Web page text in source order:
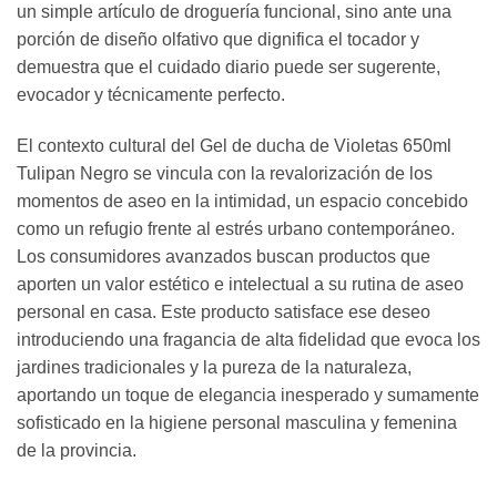
un simple artículo de droguería funcional, sino ante una
porción de diseño olfativo que dignifica el tocador y
demuestra que el cuidado diario puede ser sugerente,
evocador y técnicamente perfecto.
El contexto cultural del Gel de ducha de Violetas 650ml
Tulipan Negro se vincula con la revalorización de los
momentos de aseo en la intimidad, un espacio concebido
como un refugio frente al estrés urbano contemporáneo.
Los consumidores avanzados buscan productos que
aporten un valor estético e intelectual a su rutina de aseo
personal en casa. Este producto satisface ese deseo
introduciendo una fragancia de alta fidelidad que evoca los
jardines tradicionales y la pureza de la naturaleza,
aportando un toque de elegancia inesperado y sumamente
sofisticado en la higiene personal masculina y femenina
de la provincia.